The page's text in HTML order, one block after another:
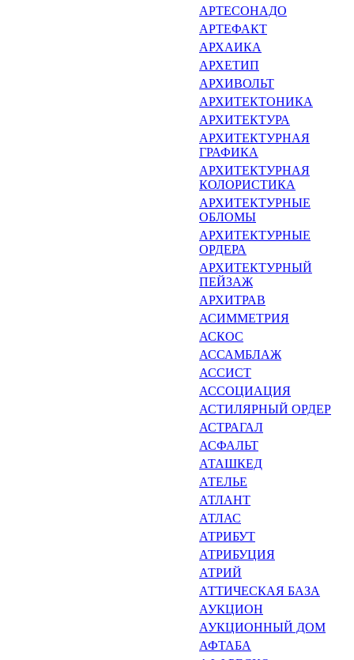
АРТЕСОНАДО
АРТЕФАКТ
АРХАИКА
АРХЕТИП
АРХИВОЛЬТ
АРХИТЕКТОНИКА
АРХИТЕКТУРА
АРХИТЕКТУРНАЯ
ГРАФИКА
АРХИТЕКТУРНАЯ
КОЛОРИСТИКА
АРХИТЕКТУРНЫЕ
ОБЛОМЫ
АРХИТЕКТУРНЫЕ
ОРДЕРА
АРХИТЕКТУРНЫЙ
ПЕЙЗАЖ
АРХИТРАВ
АСИММЕТРИЯ
АСКОС
АССАМБЛАЖ
АССИСТ
АССОЦИАЦИЯ
АСТИЛЯРНЫЙ ОРДЕР
АСТРАГАЛ
АСФАЛЬТ
АТАШКЕД
АТЕЛЬЕ
АТЛАНТ
АТЛАС
АТРИБУТ
АТРИБУЦИЯ
АТРИЙ
АТТИЧЕСКАЯ БАЗА
АУКЦИОН
АУКЦИОННЫЙ ДОМ
АФТАБА